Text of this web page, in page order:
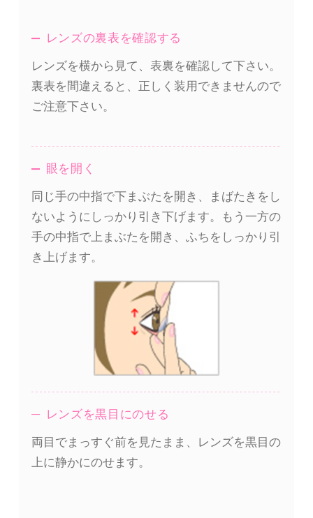
レンズの裏表を確認する
レンズを横から見て、表裏を確認して下さい。
裏表を間違えると、正しく装用できませんので
ご注意下さい。
眼を開く
同じ手の中指で下まぶたを開き、まばたきをし
ないようにしっかり引き下げます。もう一方の
手の中指で上まぶたを開き、ふちをしっかり引
き上げます。
レンズを黒目にのせる
両目でまっすぐ前を見たまま、レンズを黒目の
上に静かにのせます。